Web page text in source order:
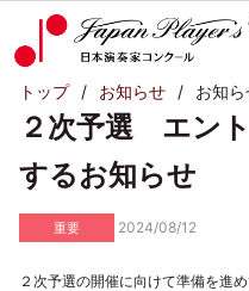
トップ お知らせ お知
２次予選 エン
するお知らせ
重要 2024/08/12
２次予選の開催に向けて準備を進